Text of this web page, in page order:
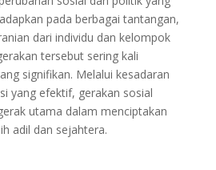
pada berbagai tantangan,
dari individu dan kelompok
tersebut sering kali
signifikan. Melalui kesadaran
yang efektif, gerakan sosial
utama dalam menciptakan
adil dan sejahtera.